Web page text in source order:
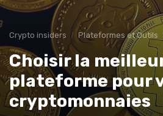
Crypto insiders Plateformes et Outils
Choisir la
plateforme pour
cryptomonnaies